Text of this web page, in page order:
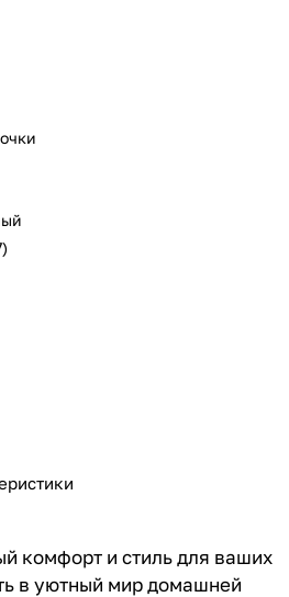
комфорт и стиль для ваших
в уютный мир домашней